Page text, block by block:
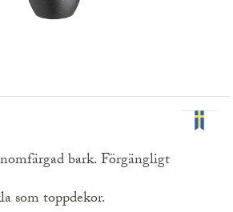
bark. Förgängligt
som toppdekor.